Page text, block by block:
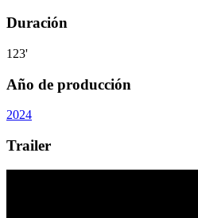
Duración
123'
Año de producción
2024
Trailer